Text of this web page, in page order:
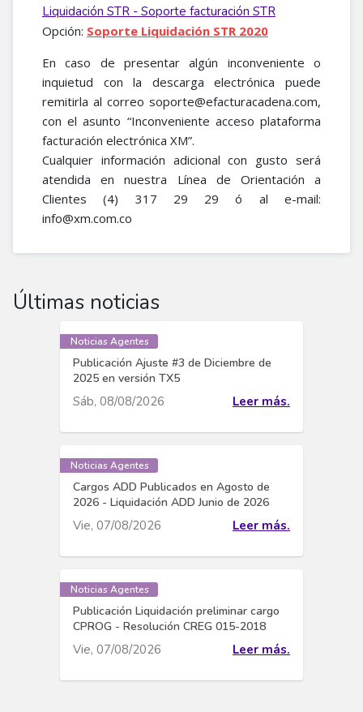
Liquidación STR - Soporte facturación STR
Opción: Soporte Liquidación STR 2020
En caso de presentar algún inconveniente o
inquietud con la descarga electrónica puede
remitirla al correo soporte@efacturacadena.com,
con el asunto “Inconveniente acceso plataforma
facturación electrónica XM”.
Cualquier información adicional con gusto será
atendida en nuestra Línea de Orientación a
Clientes (4) 317 29 29 ó al e-mail:
info@xm.com.co
Últimas noticias
Noticias Agentes
Publicación Ajuste #3 de Diciembre de
2025 en versión TX5
Sáb, 08/08/2026 Leer más.
Noticias Agentes
Cargos ADD Publicados en Agosto de
2026 - Liquidación ADD Junio de 2026
Vie, 07/08/2026 Leer más.
Noticias Agentes
Publicación Liquidación preliminar cargo
CPROG - Resolución CREG 015-2018
Vie, 07/08/2026 Leer más.